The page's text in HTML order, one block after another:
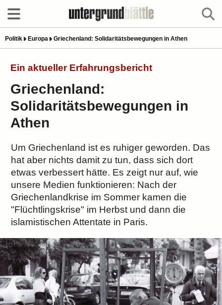
Politik Europa Griechenland: Solidaritätsbewegungen in Athen
Ein aktueller Erfahrungsbericht
Griechenland:
Solidaritätsbewegungen in
Athen
Um Griechenland ist es ruhiger geworden. Das
hat aber nichts damit zu tun, dass sich dort
etwas verbessert hätte. Es zeigt nur auf, wie
unsere Medien funktionieren: Nach der
Griechenlandkrise im Sommer kamen die
"Flüchtlingskrise" im Herbst und dann die
islamistischen Attentate in Paris.